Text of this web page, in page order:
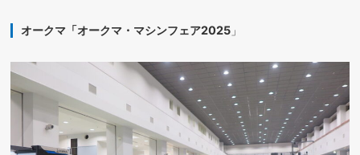
オークマ「オークマ・マシンフェア2025 」